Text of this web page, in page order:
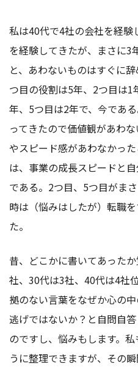
私は40代で4社の会社を経
を経験してきたが、まさに3
と、あわないものはすぐに
つ目の役割は5年、2つ目は
年、5つ目は2年で、今であ
ってきたので価値観があわ
やスピード感があわなかっ
は、事業の成長スピードと
である。2つ目、5つ目がま
時は（悩みはしたが）転職
た。
昔、どこかに書いてあった
社、30代は3社、40代は4社
拠のない言葉をなぜか心の
逃げではないか？と自問自
のですし、悩みもします。
うに整理できますが、その